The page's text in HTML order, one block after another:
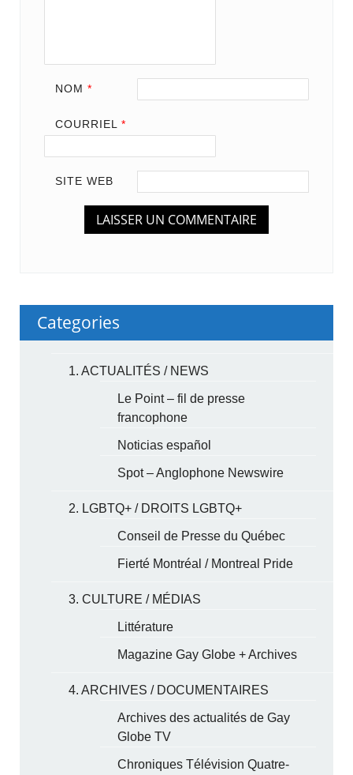
NOM *
COURRIEL *
SITE WEB
Categories
1. ACTUALITÉS / NEWS
Le Point – fil de presse
francophone
Noticias español
Spot – Anglophone Newswire
2. LGBTQ+ / DROITS LGBTQ+
Conseil de Presse du Québec
Fierté Montréal / Montreal Pride
3. CULTURE / MÉDIAS
Littérature
Magazine Gay Globe + Archives
4. ARCHIVES / DOCUMENTAIRES
Archives des actualités de Gay
Globe TV
Chroniques Télévision Quatre-